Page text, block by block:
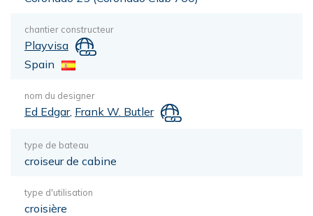
chantier constructeur
Playvisa
Spain
nom du designer
Ed Edgar, Frank W. Butler
type de bateau
croiseur de cabine
type d'utilisation
croisière